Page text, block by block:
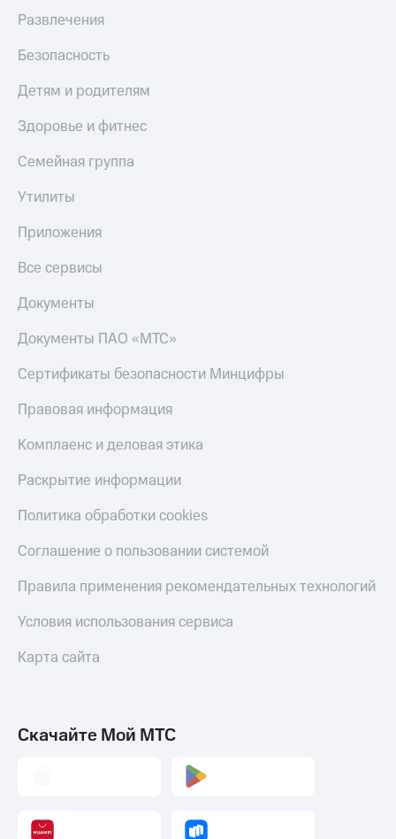
Развлечения
Безопасность
Детям и родителям
Здоровье и фитнес
Семейная группа
Утилиты
Приложения
Все сервисы
Документы
Документы ПАО «МТС»
Сертификаты безопасности Минцифры
Правовая информация
Комплаенс и деловая этика
Раскрытие информации
Политика обработки cookies
Соглашение о пользовании системой
Правила применения рекомендательных технологий
Условия использования сервиса
Карта сайта
Скачайте Мой МТС